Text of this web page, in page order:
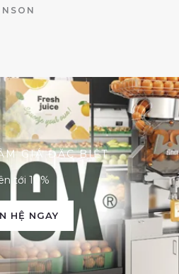
GIÁ ĐẶC BIỆT
tới 10%
HỆ NGAY